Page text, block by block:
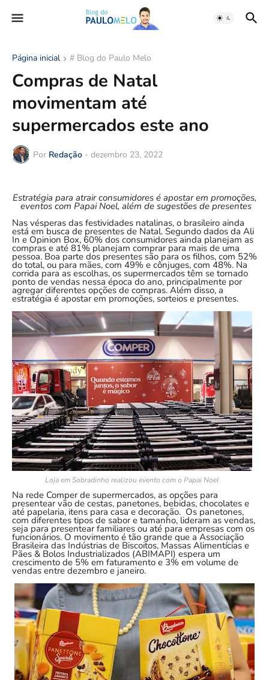
Página inicial # Blog do Paulo Melo
Compras de Natal
movimentam até
supermercados este ano
Por Redação - dezembro 23, 2022
Estratégia para atrair consumidores é apostar em promoções,
eventos com Papai Noel, além de sugestões de presentes
Nas vésperas das festividades natalinas, o brasileiro ainda
está em busca de presentes de Natal. Segundo dados da Ali
In e Opinion Box, 60% dos consumidores ainda planejam as
compras e até 81% planejam comprar para mais de uma
pessoa. Boa parte dos presentes são para os filhos, com 52%
do total, ou para mães, com 49% e cônjuges, com 48%. Na
corrida para as escolhas, os supermercados têm se tornado
ponto de vendas nessa época do ano, principalmente por
agregar diferentes opções de compras. Além disso, a
estratégia é apostar em promoções, sorteios e presentes.
Loja em Sobradinho realizou evento com o Papai Noel
Na rede Comper de supermercados, as opções para
presentear vão de cestas, panetones, bebidas, chocolates e
até papelaria, itens para casa e decoração. Os panetones,
com diferentes tipos de sabor e tamanho, lideram as vendas,
seja para presentear familiares ou até para empresas com os
funcionários. O movimento é tão grande que a Associação
Brasileira das Indústrias de Biscoitos, Massas Alimentícias e
Pães & Bolos Industrializados (ABIMAPI) espera um
crescimento de 5% em faturamento e 3% em volume de
vendas entre dezembro e janeiro.